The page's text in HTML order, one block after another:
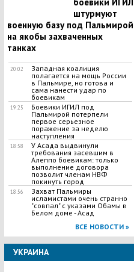
штурмуют
военную базу под Пальмирой
на якобы захваченных
танках
20:02
Западная коалиция
полагается на мощь России
в Пальмире, но готова и
сама нанести удар по
боевикам
19:25
Боевики ИГИЛ под
Пальмирой потерпели
первое серьезное
поражение за неделю
наступления
18:58
У Асада выдвинули
требования засевшим в
Алеппо боевикам: только
выполнение договора
позволит членам НВФ
покинуть город
18:56
Захват Пальмиры
исламистами очень странно
"совпал" с указами Обамы в
Белом доме - Асад
ВСЕ НОВОСТИ »
УКРАИНА